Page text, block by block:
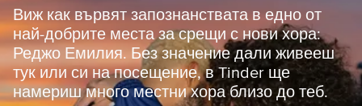
а
л
о
Виж как вървят запознанствата в едно от
най-добрите места за срещи с нови хора:
Реджо Емилия. Без значение дали живееш
тук или си на посещение, в Tinder ще
намериш много местни хора близо до теб.